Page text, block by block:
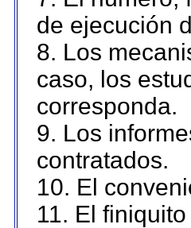
de ejecución
8. Los
caso, los
corresponda.
9. Los
contratados.
10. El
11. El finiquito